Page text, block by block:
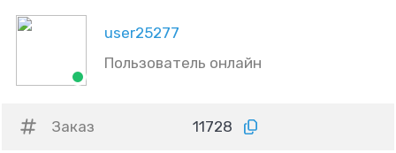
user25277
Пользователь онлайн
Заказ 11728